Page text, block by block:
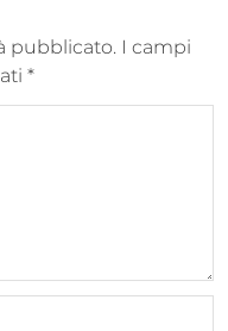
pubblicato. I campi
*